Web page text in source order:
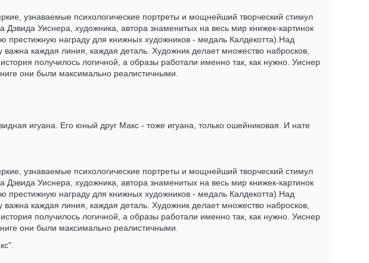
узнаваемые психологические портреты и мощнейший творческий стимул
Уиснера, художника, автора знаменитых на весь мир книжек-картинок
награду для книжных художников - медаль Калдекотта).Над
каждая линия, каждая деталь. Художник делает множество набросков,
получилось логичной, а образы работали именно так, как нужно. Уиснер
они были максимально реалистичными.
игуана. Его юный друг Макс - тоже игуана, только ошейниковая. И нате
узнаваемые психологические портреты и мощнейший творческий стимул
Уиснера, художника, автора знаменитых на весь мир книжек-картинок
награду для книжных художников - медаль Калдекотта).Над
каждая линия, каждая деталь. Художник делает множество набросков,
получилось логичной, а образы работали именно так, как нужно. Уиснер
они были максимально реалистичными.